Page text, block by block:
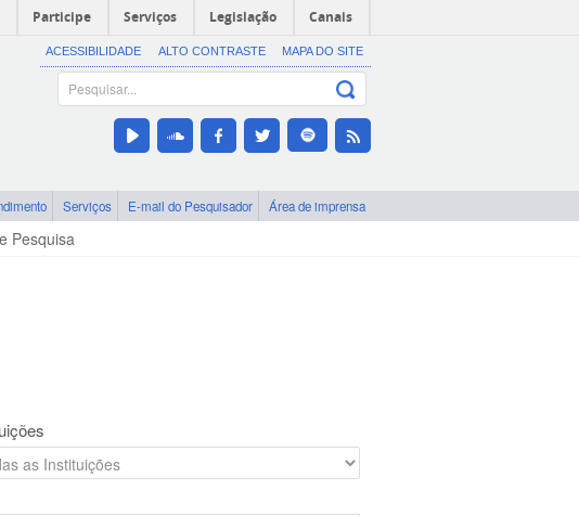
Participe Serviços Legislação Canais
ACESSIBILIDADE ALTO CONTRASTE MAPA DO SITE
Serviços E-mail do Pesquisador Área de imprensa
Pesquisa